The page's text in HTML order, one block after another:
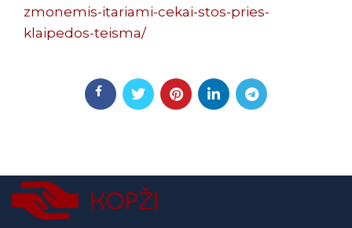
zmonemis-itariami-cekai-stos-pries-
klaipedos-teisma/